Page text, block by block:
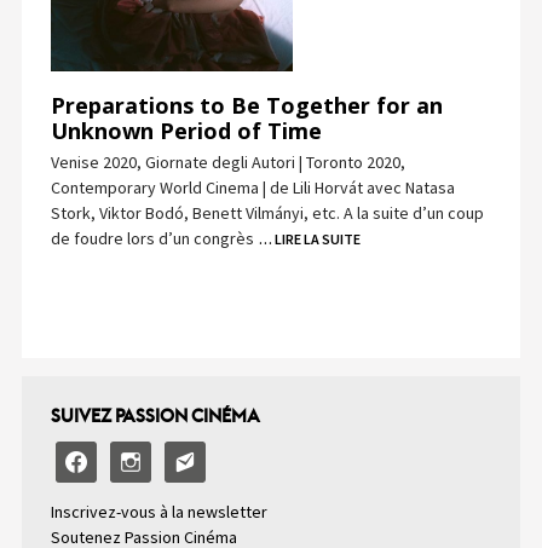
Preparations to Be Together for an
Unknown Period of Time
Venise 2020, Giornate degli Autori | Toronto 2020,
Contemporary World Cinema | de Lili Horvát avec Natasa
Stork, Viktor Bodó, Benett Vilmányi, etc. A la suite d’un coup
de foudre lors d’un congrès … LIRE LA SUITE
SUIVEZ PASSION CINÉMA
facebookinstagramemail-
alt2
Inscrivez-vous à la newsletter
Soutenez Passion Cinéma